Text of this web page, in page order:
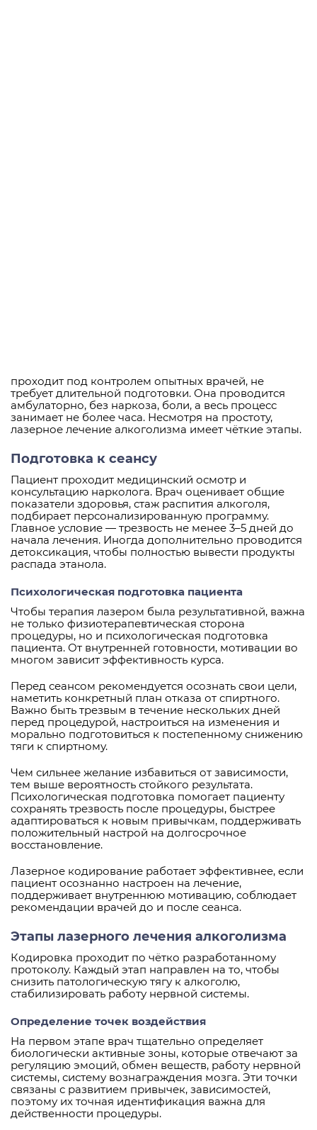
проходит под контролем опытных врачей, не
требует длительной подготовки. Она проводится
амбулаторно, без наркоза, боли, а весь процесс
занимает не более часа. Несмотря на простоту,
лазерное лечение алкоголизма имеет чёткие этапы.
Подготовка к сеансу
Пациент проходит медицинский осмотр и
консультацию нарколога. Врач оценивает общие
показатели здоровья, стаж распития алкоголя,
подбирает персонализированную программу.
Главное условие — трезвость не менее 3–5 дней до
начала лечения. Иногда дополнительно проводится
детоксикация, чтобы полностью вывести продукты
распада этанола.
Психологическая подготовка пациента
Чтобы терапия лазером была результативной, важна
не только физиотерапевтическая сторона
процедуры, но и психологическая подготовка
пациента. От внутренней готовности, мотивации во
многом зависит эффективность курса.
Перед сеансом рекомендуется осознать свои цели,
наметить конкретный план отказа от спиртного.
Важно быть трезвым в течение нескольких дней
перед процедурой, настроиться на изменения и
морально подготовиться к постепенному снижению
тяги к спиртному.
Чем сильнее желание избавиться от зависимости,
тем выше вероятность стойкого результата.
Психологическая подготовка помогает пациенту
сохранять трезвость после процедуры, быстрее
адаптироваться к новым привычкам, поддерживать
положительный настрой на долгосрочное
восстановление.
Лазерное кодирование работает эффективнее, если
пациент осознанно настроен на лечение,
поддерживает внутреннюю мотивацию, соблюдает
рекомендации врачей до и после сеанса.
Этапы лазерного лечения алкоголизма
Кодировка проходит по чётко разработанному
протоколу. Каждый этап направлен на то, чтобы
снизить патологическую тягу к алкоголю,
стабилизировать работу нервной системы.
Определение точек воздействия
На первом этапе врач тщательно определяет
биологически активные зоны, которые отвечают за
регуляцию эмоций, обмен веществ, работу нервной
системы, систему вознаграждения мозга. Эти точки
связаны с развитием привычек, зависимостей,
поэтому их точная идентификация важна для
действенности процедуры.